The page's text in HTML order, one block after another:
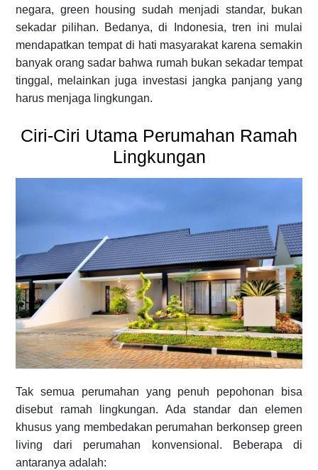
negara, green housing sudah menjadi standar, bukan
sekadar pilihan. Bedanya, di Indonesia, tren ini mulai
mendapatkan tempat di hati masyarakat karena semakin
banyak orang sadar bahwa rumah bukan sekadar tempat
tinggal, melainkan juga investasi jangka panjang yang
harus menjaga lingkungan.
Ciri-Ciri Utama Perumahan Ramah
Lingkungan
Tak semua perumahan yang penuh pepohonan bisa
disebut ramah lingkungan. Ada standar dan elemen
khusus yang membedakan perumahan berkonsep green
living dari perumahan konvensional. Beberapa di
antaranya adalah: